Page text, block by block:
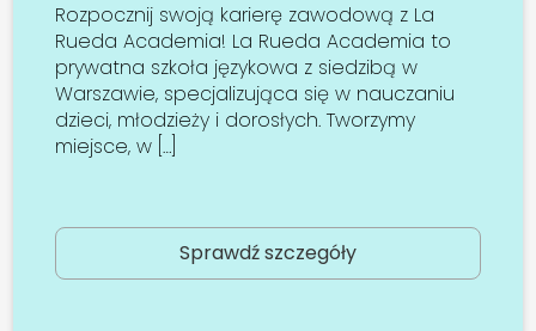
Rozpocznij swoją karierę zawodową z La
Rueda Academia! La Rueda Academia to
prywatna szkoła językowa z siedzibą w
Warszawie, specjalizująca się w nauczaniu
dzieci, młodzieży i dorosłych. Tworzymy
miejsce, w […]
Sprawdź szczegóły